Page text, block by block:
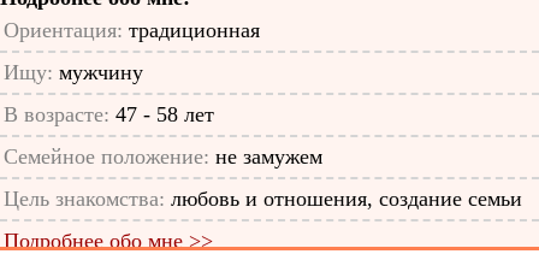
Ориентация: традиционная
Ищу: мужчину
В возрасте: 47 - 58 лет
Семейное положение: не замужем
Цель знакомства: любовь и отношения, создание семьи
Подробнее обо мне >>